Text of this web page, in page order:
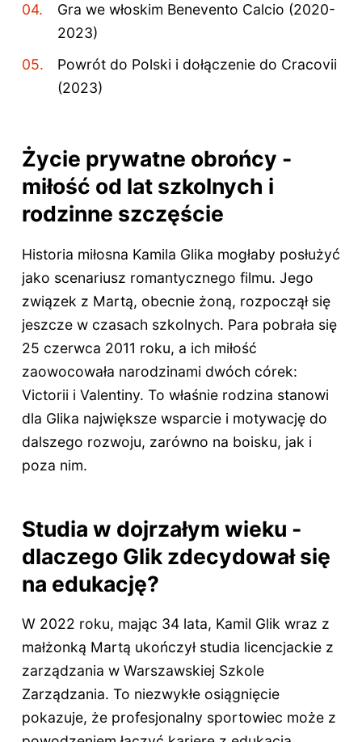
Gra we włoskim Benevento Calcio (2020-
2023)
Powrót do Polski i dołączenie do Cracovii
(2023)
Życie prywatne obrońcy -
miłość od lat szkolnych i
rodzinne szczęście
Historia miłosna Kamila Glika mogłaby posłużyć
jako scenariusz romantycznego filmu. Jego
związek z Martą, obecnie żoną, rozpoczął się
jeszcze w czasach szkolnych. Para pobrała się
25 czerwca 2011 roku, a ich miłość
zaowocowała narodzinami dwóch córek:
Victorii i Valentiny. To właśnie rodzina stanowi
dla Glika największe wsparcie i motywację do
dalszego rozwoju, zarówno na boisku, jak i
poza nim.
Studia w dojrzałym wieku -
dlaczego Glik zdecydował się
na edukację?
W 2022 roku, mając 34 lata, Kamil Glik wraz z
małżonką Martą ukończył studia licencjackie z
zarządzania w Warszawskiej Szkole
Zarządzania. To niezwykłe osiągnięcie
pokazuje, że profesjonalny sportowiec może z